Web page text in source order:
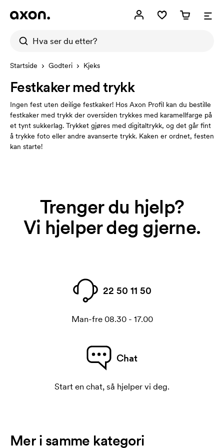
Startside Godteri Kjeks
Festkaker med trykk
Ingen fest uten deilige festkaker! Hos Axon Profil kan du bestille
festkaker med trykk der oversiden trykkes med karamellfarge på
et tynt sukkerlag. Trykket gjøres med digitaltrykk, og det går fint
å trykke foto eller andre avanserte trykk. Kaken er ordnet, festen
kan starte!
Trenger du hjelp?
Vi hjelper deg gjerne.
22 50 11 50
Man-fre 08.30 - 17.00
Chat
Start en chat, så hjelper vi deg.
Mer i samme kategori